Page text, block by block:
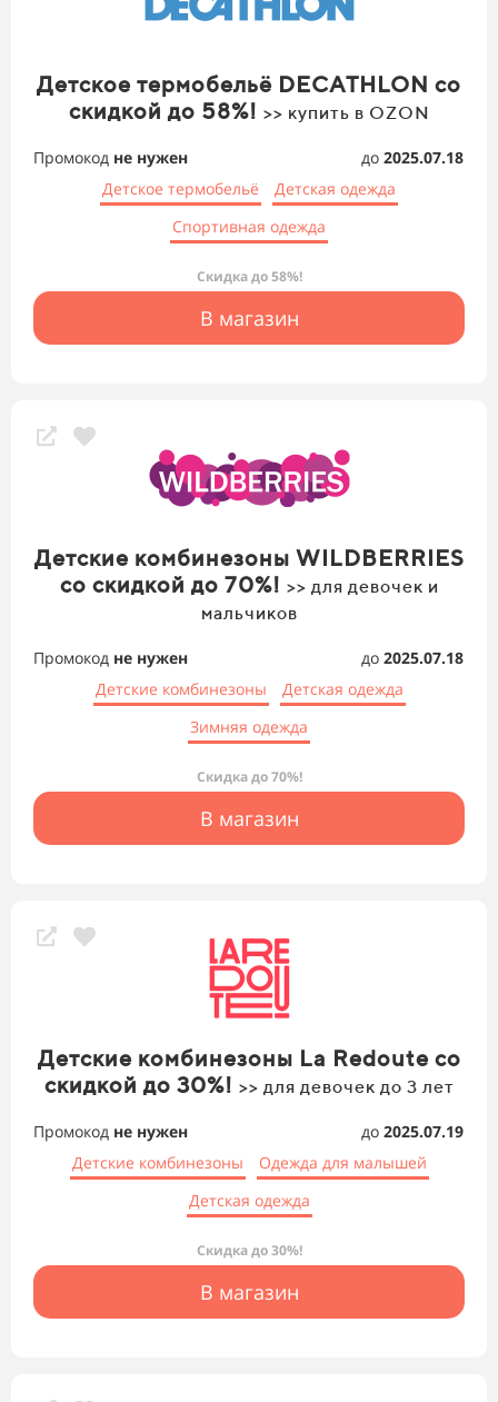
Детское термобельё DECATHLON со
скидкой до 58%! >> купить в OZON
Промокод не нужен до 2025.07.18
Детское термобельё
Детская одежда
Спортивная одежда
Скидка до 58%!
В магазин
Детские комбинезоны WILDBERRIES
со скидкой до 70%! >> для девочек и
мальчиков
Промокод не нужен до 2025.07.18
Детские комбинезоны
Детская одежда
Зимняя одежда
Скидка до 70%!
В магазин
Детские комбинезоны La Redoute со
скидкой до 30%! >> для девочек до 3 лет
Промокод не нужен до 2025.07.19
Детские комбинезоны
Одежда для малышей
Детская одежда
Скидка до 30%!
В магазин